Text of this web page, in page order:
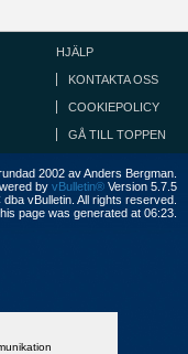
HJÄLP
KONTAKTA OSS
COOKIEPOLICY
GÅ TILL TOPPEN
2002 av Anders Bergman.
by vBulletin® Version 5.7.5
vBulletin. All rights reserved.
page was generated at 06:23.